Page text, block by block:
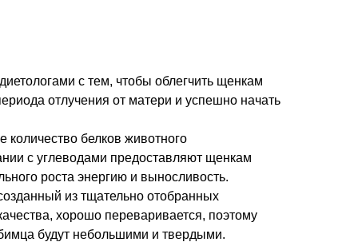
с тем, чтобы облегчить щенкам
отлучения от матери и успешно начать
количество белков животного
с углеводами предоставляют щенкам
роста энергию и выносливость.
из тщательно отобранных
хорошо переваривается, поэтому
будут небольшими и твердыми.